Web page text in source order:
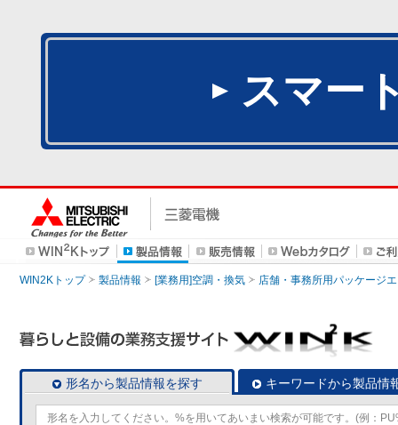
スマー
WIN2Kトップ 製品情報 [業務用]空調・換気 店舗・事務所用パッケージ
形名から製品情報を探す キーワードから製品情